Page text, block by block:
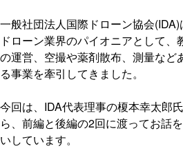
一般社団法人国際ドローン協会(IDA)
ドローン業界のパイオニアとして、
の運営、空撮や薬剤散布、測量など
る事業を牽引してきました。
今回は、IDA代表理事の榎本幸太郎
ら、前編と後編の2回に渡ってお話
いしています。